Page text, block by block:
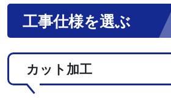
工事仕様を選ぶ
カット加工